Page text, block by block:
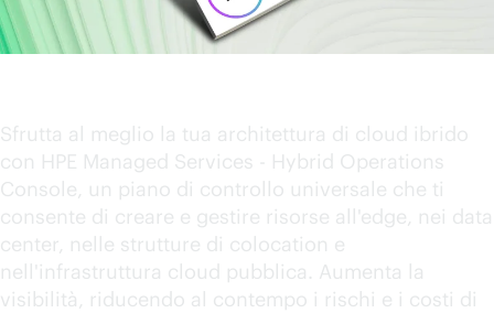
Sfrutta al meglio la tua architettura di cloud ibrido
con HPE Managed Services - Hybrid Operations
Console, un piano di controllo universale che ti
consente di creare e gestire risorse all'edge, nei data
center, nelle strutture di colocation e
nell'infrastruttura cloud pubblica. Aumenta la
visibilità, riducendo al contempo i rischi e i costi di